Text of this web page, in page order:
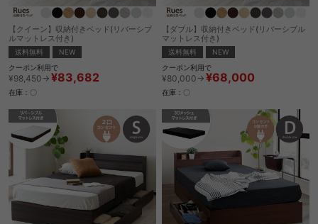
【クイーン】収納付きベッド(リバーシブ
ルマットレス付き)
送料無料
NEW
クーポン利用で
¥98,450→ ¥83,682
在庫：〇
【ダブル】収納付きベッド(リバーシブル
マットレス付き)
送料無料
NEW
クーポン利用で
¥80,000→ ¥68,000
在庫：〇